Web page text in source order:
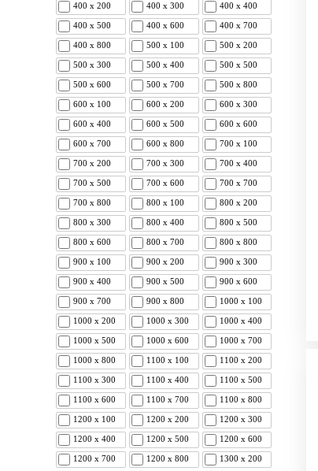
400 x 200 400 x 300 400 x 400
400 x 500 400 x 600 400 x 700
400 x 800 500 x 100 500 x 200
500 x 300 500 x 400 500 x 500
500 x 600 500 x 700 500 x 800
600 x 100 600 x 200 600 x 300
600 x 400 600 x 500 600 x 600
600 x 700 600 x 800 700 x 100
700 x 200 700 x 300 700 x 400
700 x 500 700 x 600 700 x 700
700 x 800 800 x 100 800 x 200
800 x 300 800 x 400 800 x 500
800 x 600 800 x 700 800 x 800
900 x 100 900 x 200 900 x 300
900 x 400 900 x 500 900 x 600
900 x 700 900 x 800 1000 x 100
1000 x 200 1000 x 300 1000 x 400
1000 x 500 1000 x 600 1000 x 700
1000 x 800 1100 x 100 1100 x 200
1100 x 300 1100 x 400 1100 x 500
1100 x 600 1100 x 700 1100 x 800
1200 x 100 1200 x 200 1200 x 300
1200 x 400 1200 x 500 1200 x 600
1200 x 700 1200 x 800 1300 x 200